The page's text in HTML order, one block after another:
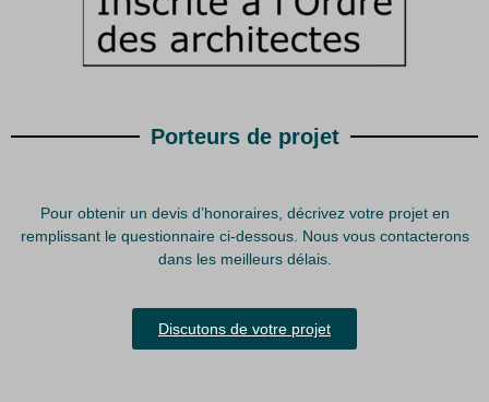
Porteurs de projet
Pour obtenir un devis d’honoraires, décrivez votre projet en
remplissant le questionnaire ci-dessous. Nous vous contacterons
dans les meilleurs délais.
Discutons de votre projet